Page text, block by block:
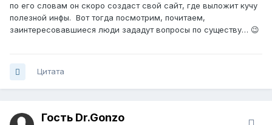
по его словам он скоро создаст свой сайт, где выложит кучу
полезной инфы. Вот тогда посмотрим, почитаем,
заинтересовавшиеся люди зададут вопросы по существу… 😉
Цитата
Гость Dr.Gonzo